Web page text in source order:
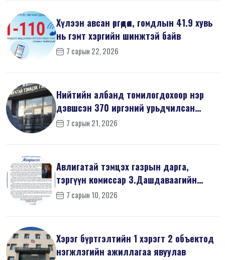
Хүлээн авсан өргөдөл, гомдлын 41.9 хувь
нь гэмт хэргийн шинжтэй байв
7 сарын 22, 2026
Нийтийн албанд томилогдохоор нэр
дэвшсэн 370 иргэний урьдчилсан
мэдүүл...
7 сарын 21, 2026
Авлигатай тэмцэх газрын дарга,
тэргүүн комиссар З.Дашдаваагийн
мэндчил...
7 сарын 10, 2026
Хэрэг бүртгэлтийн 1 хэрэгт 2 объектод
нэгжлэгийн ажиллагаа явуулав